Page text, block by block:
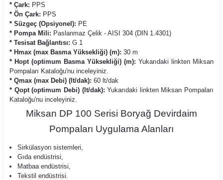
* Çark: PPS
* Ön Çark: PPS
* Süzgeç (Opsiyonel): PE
* Pompa Mili: Paslanmaz Çelik - AISI 304 (DIN 1.4301)
* Tesisat Bağlantısı: G 1
* Hmax (max Basma Yüksekliği) (m): 30 m
* Hopt (optimum Basma Yüksekliği) (m): Yukarıdaki linkten Miksan
Pompaları Kataloğu'nu inceleyiniz.
* Qmax (max Debi) (lt/dak): 60 lt/dak
* Qopt (optimum Debi) (lt/dak): Yukarıdaki linkten Miksan Pompaları
Kataloğu'nu inceleyiniz.
Miksan DP 100 Serisi Boryağ Devirdaim
Pompaları Uygulama Alanları
Sirkülasyon sistemleri,
Gıda endüstrisi,
Matbaa endüstrisi,
Tekstil endüstrisi.